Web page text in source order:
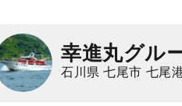
幸進丸グル
石川県 七尾市 七尾